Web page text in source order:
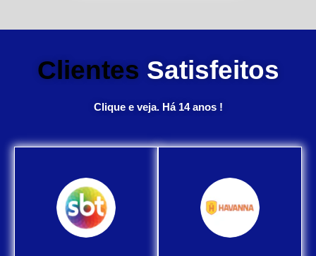
Clientes Satisfeitos
Clique e veja. Há 14 anos !